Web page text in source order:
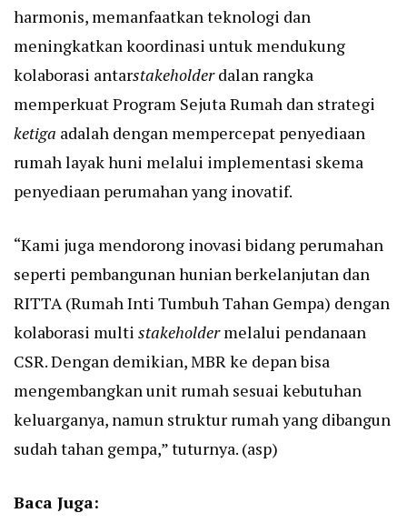
harmonis, memanfaatkan teknologi dan
meningkatkan koordinasi untuk mendukung
kolaborasi antarstakeholderdalan rangka
memperkuat Program Sejuta Rumah dan strategi
ketiga adalah dengan mempercepat penyediaan
rumah layak huni melalui implementasi skema
penyediaan perumahan yang inovatif.
“Kami juga mendorong inovasi bidang perumahan
seperti pembangunan hunian berkelanjutan dan
RITTA (Rumah Inti Tumbuh Tahan Gempa) dengan
kolaborasi multi stakeholdermelalui pendanaan
CSR. Dengan demikian, MBR ke depan bisa
mengembangkan unit rumah sesuai kebutuhan
keluarganya, namun struktur rumah yang dibangun
sudah tahan gempa,” tuturnya. (asp)
Baca Juga: